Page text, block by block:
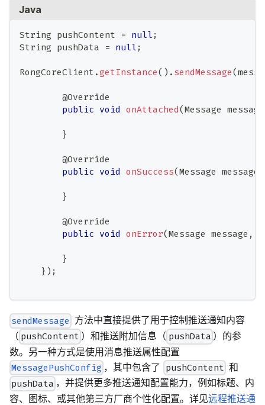
Java
String pushContent = null ;
String pushData = null ;
RongCoreClient .getInstance( ) . sendMessage(
@Override
public void onAttached(Message message
}
@Override
public void onSuccess(Message message
}
@Override
public void onError(Message message ,
}
} ) ;
sendMessage 方法中直接提供了用于控制推送通知内容
（ pushContent ）和推送附加信息（ pushData ）的参
数。另一种方式是使用消息推送属性配置
MessagePushConfig ，其中包含了 pushContent 和
pushData ，并提供更多推送通知配置能力，例如标题、内
容、图标、或其他第三方厂商个性化配置。详见远程推送通